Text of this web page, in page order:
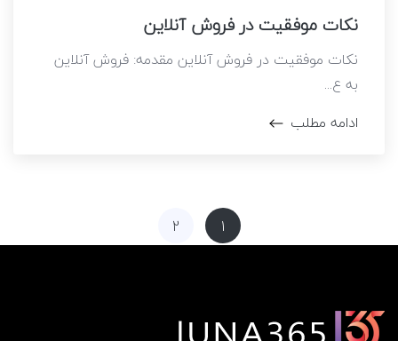
نکات موفقیت در فروش آنلاین
نکات موفقیت در فروش آنلاین مقدمه: فروش آنلاین
به ع...
ادامه مطلب
1
2